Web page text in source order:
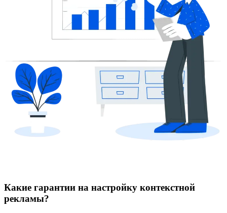
Какие гарантии на настройку контекстной
рекламы?